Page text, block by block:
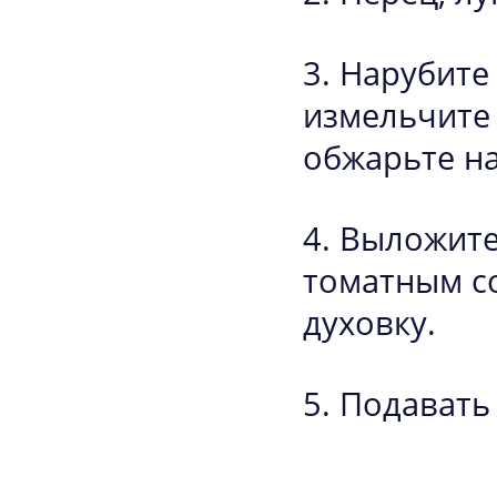
обжарьте
томатным
духовку.